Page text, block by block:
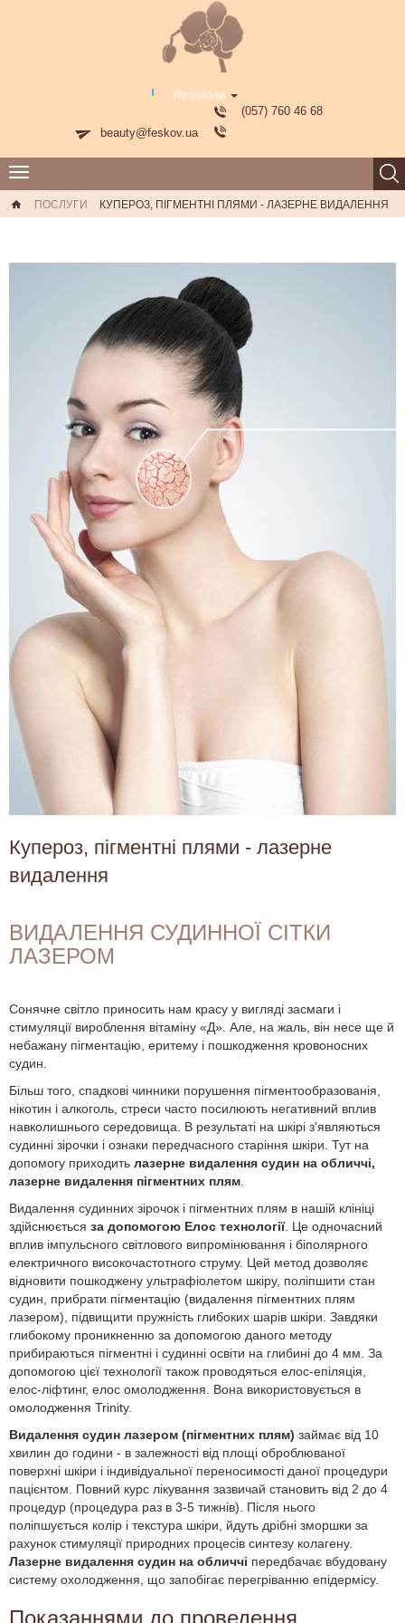
Українська
beauty@feskov.ua
(057) 760 46 68
Toggle
navigation
ПОСЛУГИ КУПЕРОЗ, ПІГМЕНТНІ ПЛЯМИ - ЛАЗЕРНЕ ВИДАЛЕННЯ
Купероз, пігментні плями - лазерне
видалення
ВИДАЛЕННЯ СУДИННОЇ СІТКИ
ЛАЗЕРОМ
Сонячне світло приносить нам красу у вигляді засмаги і
стимуляції вироблення вітаміну «Д». Але, на жаль, він несе ще й
небажану пігментацію, еритему і пошкодження кровоносних
судин.
Більш того, спадкові чинники порушення пігментообразованія,
нікотин і алкоголь, стреси часто посилюють негативний вплив
навколишнього середовища. В результаті на шкірі з'являються
судинні зірочки і ознаки передчасного старіння шкіри. Тут на
допомогу приходить лазерне видалення судин на обличчі,
лазерне видалення пігментних плям
Видалення судинних зірочок і пігментних плям в нашій клініці
здійснюється за допомогою Елос технології. Це одночасний
вплив імпульсного світлового випромінювання і біполярного
електричного високочастотного струму. Цей метод дозволяє
відновити пошкоджену ультрафіолетом шкіру, поліпшити стан
судин, прибрати пігментацію (видалення пігментних плям
лазером), підвищити пружність глибоких шарів шкіри. Завдяки
глибокому проникненню за допомогою даного методу
прибираються пігментні і судинні освіти на глибині до 4 мм. За
допомогою цієї технології також проводяться елос-епіляція,
елос-ліфтинг, елос омолодження. Вона використовується в
омолодження Trinity.
Видалення судин лазером (пігментних плям) займає від 10
хвилин до години - в залежності від площі оброблюваної
поверхні шкіри і індивідуальної переносимості даної процедури
пацієнтом. Повний курс лікування зазвичай становить від 2 до 4
процедур (процедура раз в 3-5 тижнів). Після нього
поліпшується колір і текстура шкіри, йдуть дрібні зморшки за
рахунок стимуляції природних процесів синтезу колагену.
Лазерне видалення судин на обличчі передбачає вбудовану
систему охолодження, що запобігає перегріванню епідермісу.
Показаннями до проведення